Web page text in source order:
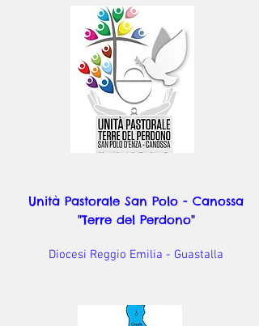
Unità Pastorale San Polo - Canossa
"Terre del Perdono"
Diocesi Reggio Emilia - Guastalla